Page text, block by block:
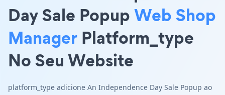
Day Sale PopupWeb Shop
Manager Platform_type
No Seu Website
platform_type adicione An Independence Day Sale Popup ao